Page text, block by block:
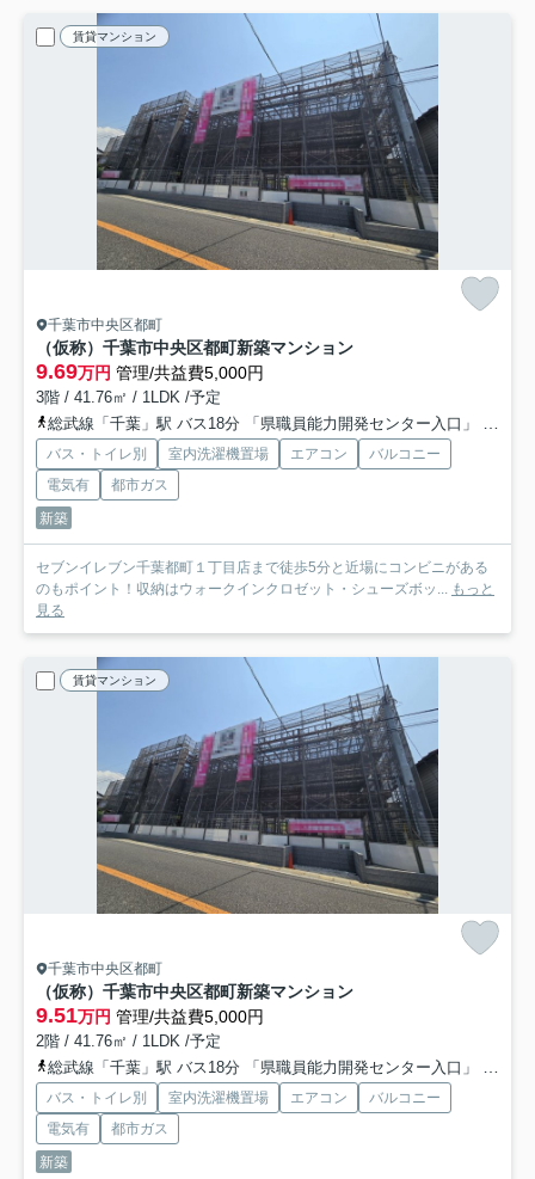
賃貸マンション
千葉市中央区都町
（仮称）千葉市中央区都町新築マンション
9.69万円 管理/共益費5,000円
3階 / 41.76㎡ / 1LDK /予定
総武線「千葉」駅 バス18分 「県職員能力開発センター入口」 停歩1分
バス・トイレ別 室内洗濯機置場 エアコン
バルコニー
電気有
都市ガス
新築
セブンイレブン千葉都町１丁目店まで徒歩5分と近場にコンビニがある
のもポイント！収納はウォークインクロゼット・シューズボッ... もっと
見る
賃貸マンション
千葉市中央区都町
（仮称）千葉市中央区都町新築マンション
9.51万円 管理/共益費5,000円
2階 / 41.76㎡ / 1LDK /予定
総武線「千葉」駅 バス18分 「県職員能力開発センター入口」 停歩1分
バス・トイレ別 室内洗濯機置場 エアコン
バルコニー
電気有
都市ガス
新築